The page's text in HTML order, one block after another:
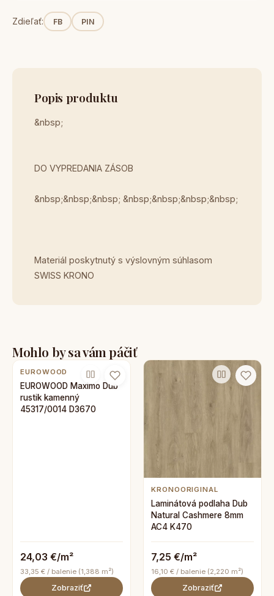
Zdieľať: FB PIN
Popis produktu
&nbsp;
DO VYPREDANIA ZÁSOB
&nbsp;&nbsp;&nbsp; &nbsp;&nbsp;&nbsp;&nbsp;
Materiál poskytnutý s výslovným súhlasom
SWISS KRONO
Mohlo by sa vám páčiť
EUROWOOD
EUROWOOD Maximo Dub
rustik kamenný
45317/0014 D3670
24,03 €/m²
33,35 € / balenie (1,388 m²)
Zobraziť
KRONOORIGINAL
Laminátová podlaha Dub
Natural Cashmere 8mm
AC4 K470
7,25 €/m²
16,10 € / balenie (2,220 m²)
Zobraziť